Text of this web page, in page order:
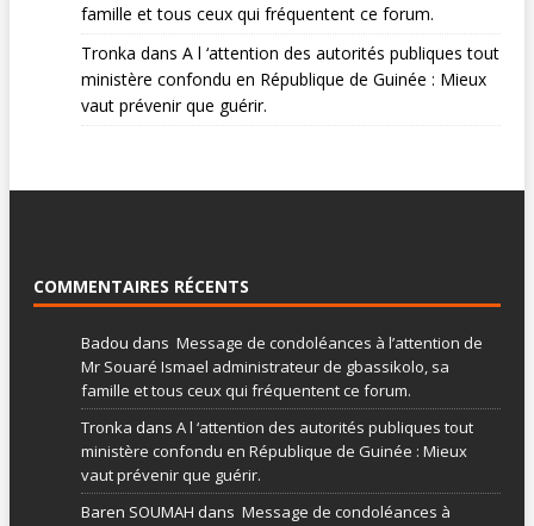
famille et tous ceux qui fréquentent ce forum.
Tronka dans A l ‘attention des autorités publiques tout
ministère confondu en République de Guinée : Mieux
vaut prévenir que guérir.
COMMENTAIRES RÉCENTS
Badou dans Message de condoléances à l’attention de
Mr Souaré Ismael administrateur de gbassikolo, sa
famille et tous ceux qui fréquentent ce forum.
Tronka dans A l ‘attention des autorités publiques tout
ministère confondu en République de Guinée : Mieux
vaut prévenir que guérir.
Baren SOUMAH dans Message de condoléances à